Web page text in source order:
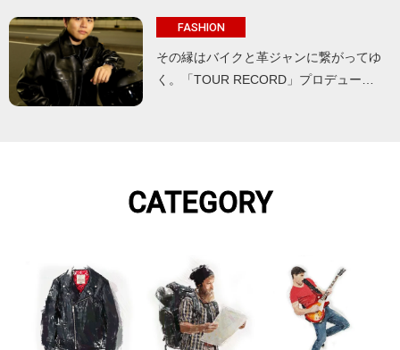
FASHION
その縁はバイクと革ジャンに繋がってゆ
く。「TOUR RECORD」プロデュー…
CATEGORY